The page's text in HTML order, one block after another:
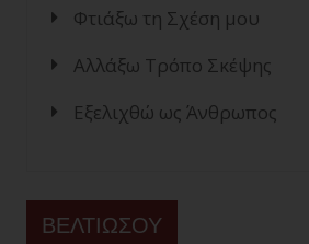
Φτιάξω τη Σχέση μου
Αλλάξω Τρόπο Σκέψης
Εξελιχθώ ως Άνθρωπος
ΒΕΛΤΙΩΣΟΥ